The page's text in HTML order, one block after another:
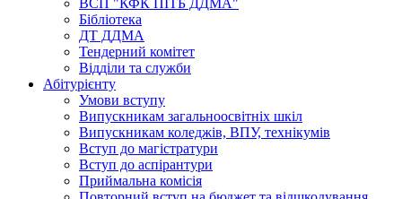
Бібліотека
ДТ ДДМА
Тендерний комітет
Відділи та служби
Абітурієнту
Умови вступу
Випускникам загальноосвітніх шкіл
Випускникам коледжів, ВПУ, технікумів
Вступ до магістратури
Вступ до аспірантури
Приймальна комісія